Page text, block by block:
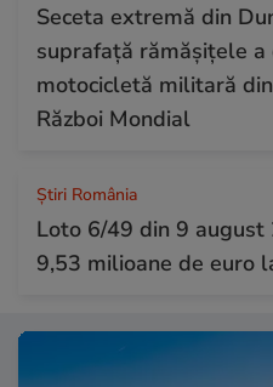
Seceta extremă din
suprafață rămășițele
motocicletă militară
Război Mondial
Știri România
Loto 6/49 din 9
9,53 milioane de euro